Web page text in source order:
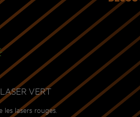
VERT
les lasers rouges.